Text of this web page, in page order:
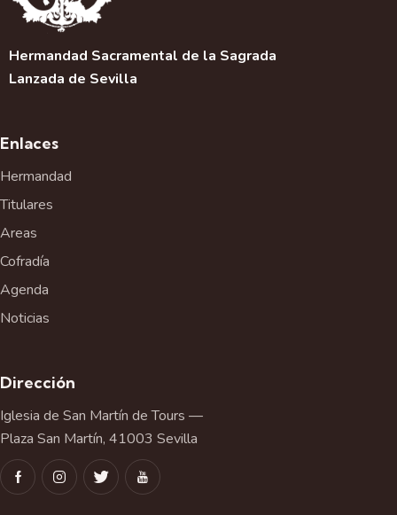
n
d
e
l
n
t
o
Hermandad Sacramental de la Sagrada
Lanzada de Sevilla
Enlaces
Hermandad
Titulares
Areas
Cofradía
Agenda
Noticias
Dirección
Iglesia de San Martín de Tours —
Plaza San Martín, 41003 Sevilla